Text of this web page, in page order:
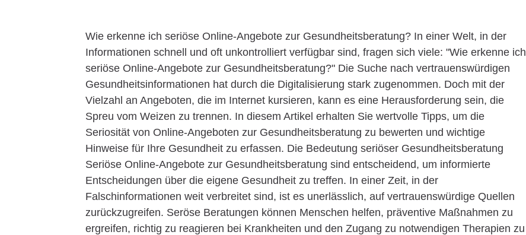
Wie erkenne ich seriöse Online-Angebote zur Gesundheitsberatung? In einer Welt, in der
Informationen schnell und oft unkontrolliert verfügbar sind, fragen sich viele: "Wie erkenne ich
seriöse Online-Angebote zur Gesundheitsberatung?" Die Suche nach vertrauenswürdigen
Gesundheitsinformationen hat durch die Digitalisierung stark zugenommen. Doch mit der
Vielzahl an Angeboten, die im Internet kursieren, kann es eine Herausforderung sein, die
Spreu vom Weizen zu trennen. In diesem Artikel erhalten Sie wertvolle Tipps, um die
Seriosität von Online-Angeboten zur Gesundheitsberatung zu bewerten und wichtige
Hinweise für Ihre Gesundheit zu erfassen. Die Bedeutung seriöser Gesundheitsberatung
Seriöse Online-Angebote zur Gesundheitsberatung sind entscheidend, um informierte
Entscheidungen über die eigene Gesundheit zu treffen. In einer Zeit, in der
Falschinformationen weit verbreitet sind, ist es unerlässlich, auf vertrauenswürdige Quellen
zurückzugreifen. Seröse Beratungen können Menschen helfen, präventive Maßnahmen zu
ergreifen, richtig zu reagieren bei Krankheiten und den Zugang zu notwendigen Therapien zu